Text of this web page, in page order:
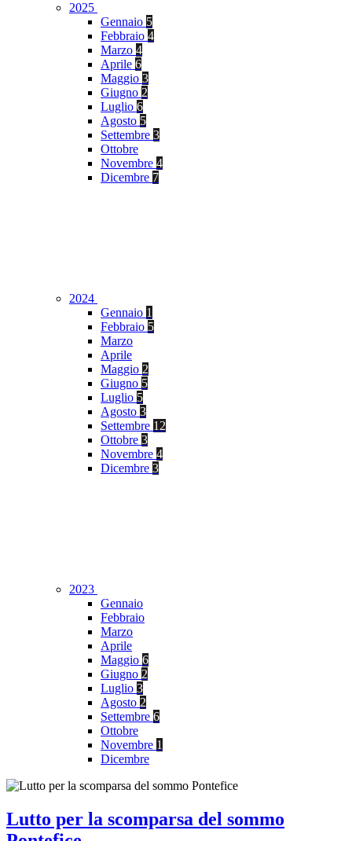
2025
Gennaio 5
Febbraio 4
Marzo 4
Aprile 6
Maggio 3
Giugno 2
Luglio 6
Agosto 5
Settembre 3
Ottobre
Novembre 4
Dicembre 7
2024
Gennaio 1
Febbraio 5
Marzo
Aprile
Maggio 2
Giugno 5
Luglio 5
Agosto 3
Settembre 12
Ottobre 3
Novembre 4
Dicembre 3
2023
Gennaio
Febbraio
Marzo
Aprile
Maggio 6
Giugno 2
Luglio 3
Agosto 2
Settembre 6
Ottobre
Novembre 1
Dicembre
Lutto per la scomparsa del sommo